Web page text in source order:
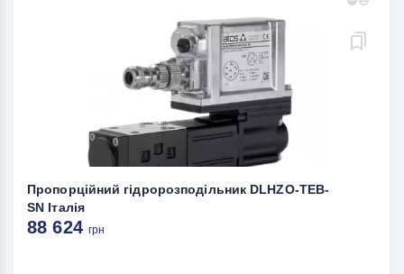
Пропорційний гідророзподільник DLHZO-TEB-
SN Італія
88 624грн